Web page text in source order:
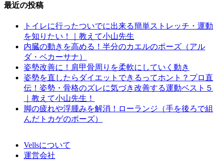
最近の投稿
トイレに行ったついでに出来る簡単ストレッチ・運動
を知りたい！｜教えて小山先生
内臓の動きを高める！半分のカエルのポーズ（アル
ダ・ベカーサナ）
姿勢改善に！肩甲骨周りを柔軟にしていく動き
姿勢を直したらダイエットできるってホント？プロ直
伝！姿勢・骨格のズレに気づき改善する運動ベスト５
｜教えて小山先生！
脚の疲れや浮腫みを解消！ローランジ（手を後ろで組
んだトカゲのポーズ）
Vellsについて
運営会社